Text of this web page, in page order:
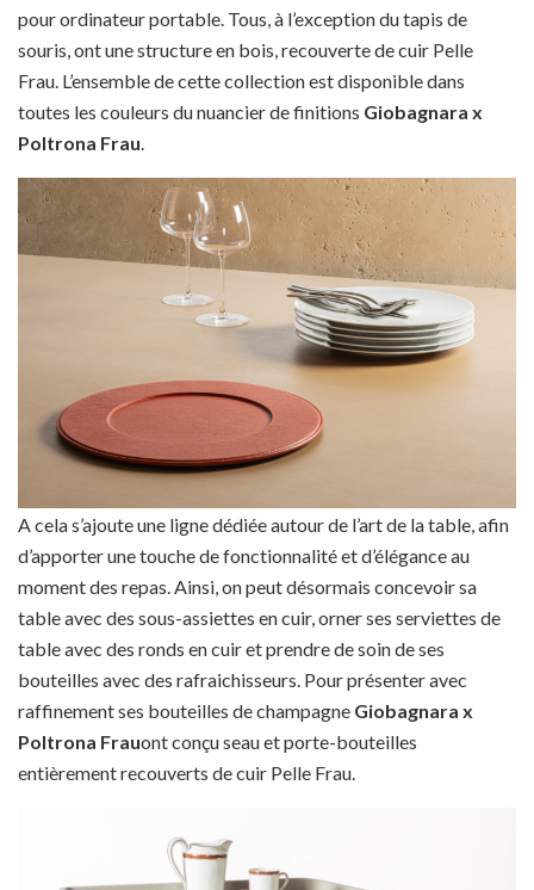
pour ordinateur portable. Tous, à l’exception du tapis de
souris, ont une structure en bois, recouverte de cuir Pelle
Frau. L’ensemble de cette collection est disponible dans
toutes les couleurs du nuancier de finitions Giobagnara x
Poltrona Frau
A cela s’ajoute une ligne dédiée autour de l’art de la table, afin
d’apporter une touche de fonctionnalité et d’élégance au
moment des repas. Ainsi, on peut désormais concevoir sa
table avec des sous-assiettes en cuir, orner ses serviettes de
table avec des ronds en cuir et prendre de soin de ses
bouteilles avec des rafraichisseurs. Pour présenter avec
raffinement ses bouteilles de champagne Giobagnara x
Poltrona Frauont conçu seau et porte-bouteilles
entièrement recouverts de cuir Pelle Frau.